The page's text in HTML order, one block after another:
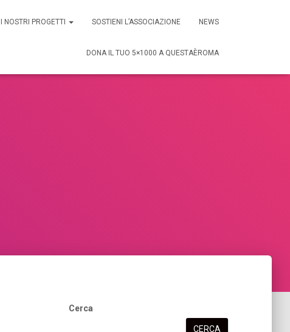
I NOSTRI PROGETTI SOSTIENI L’ASSOCIAZIONE NEWS
DONA IL TUO 5×1000 A QUESTAÈROMA
Cerca
CERCA